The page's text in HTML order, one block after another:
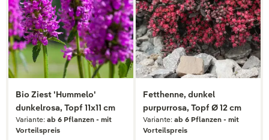
Bio Ziest 'Hummelo'
dunkelrosa, Topf 11x11 cm
Variante: ab 6 Pflanzen - mit
Vorteilspreis
Fetthenne, dunkel
purpurrosa, Topf Ø 12 cm
Variante: ab 6 Pflanzen - mit
Vorteilspreis